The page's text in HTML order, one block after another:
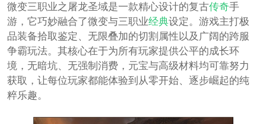
微变三职业之屠龙圣域是一款精心设计的复古传奇手
游，它巧妙融合了微变与三职业经典设定。游戏主打极
品装备拾取鉴定、无限叠加的切割属性以及广阔的跨服
争霸玩法。其核心在于为所有玩家提供公平的成长环
境，无暗坑、无强制消费，元宝与高级材料均可靠努力
获取，让每位玩家都能体验到从零开始、逐步崛起的纯
粹乐趣。